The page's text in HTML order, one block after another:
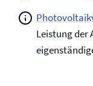
Leistung der